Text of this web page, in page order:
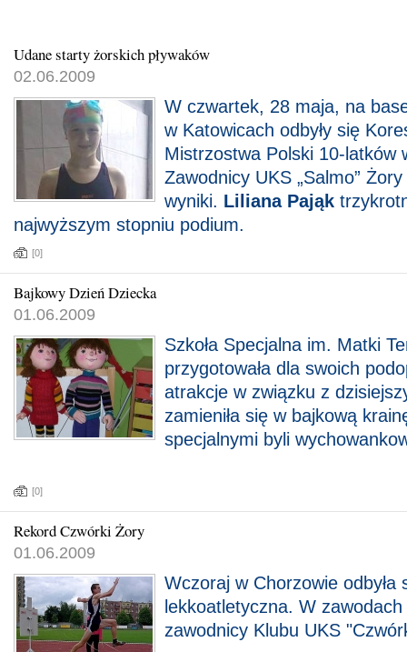
Udane starty żorskich pływaków
02.06.2009
W czwartek, 28 maja, na
w Katowicach odbyły się
Mistrzostwa Polski 10-latków
Zawodnicy UKS „Salmo”
wyniki. Liliana Pająk
najwyższym stopniu podium.
[0]
Bajkowy Dzień Dziecka
01.06.2009
Szkoła Specjalna im. Matki
przygotowała dla swoich
atrakcje w związku z
zamieniła się w bajkową
specjalnymi byli
[0]
Rekord Czwórki Żory
01.06.2009
Wczoraj w Chorzowie odbyła
lekkoatletyczna. W
zawodnicy Klubu UKS